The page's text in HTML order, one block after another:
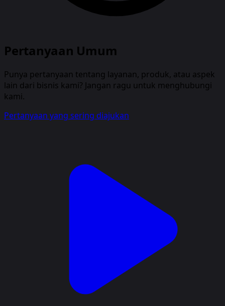
Pertanyaan Umum
Punya pertanyaan tentang layanan, produk, atau aspek
lain dari bisnis kami? Jangan ragu untuk menghubungi
kami.
Pertanyaan yang sering diajukan